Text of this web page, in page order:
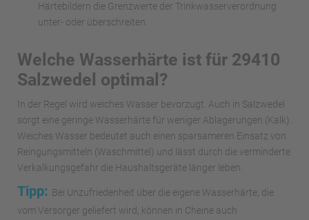
Härtebildern die Grenzwerte der Trinkwasserverordnung
unter- oder überschreiten.
Welche Wasserhärte ist für 29410
Salzwedel optimal?
In der Regel wird weiches Wasser bevorzugt. Auch in Salzwedel
sorgt eine geringe Wasserhärte für weniger Ablagerungen (Kalk).
Weiches Wasser bedeutet auch einen sparsameren Einsatz von
Reingungsmitteln (Waschmittel) und lässt durch die verminderte
Verkalkungsgefahr die Haushaltsgeräte länger leben.
Tipp: Bei Unzufriedenheit über die eigene Wasserhärte, die
vom Versorger geliefert wird, können in Cheine auch